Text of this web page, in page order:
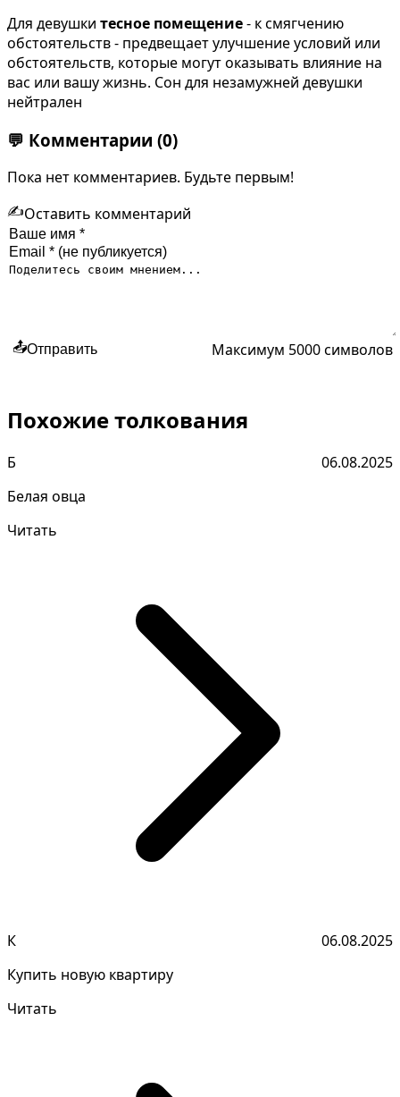
Для девушки тесное помещение- к смягчению
обстоятельств - предвещает улучшение условий или
обстоятельств, которые могут оказывать влияние на
вас или вашу жизнь. Сон для незамужней девушки
нейтрален
💬 Комментарии (0)
Пока нет комментариев. Будьте первым!
✍️Оставить комментарий
📤Отправить Максимум 5000 символов
Похожие толкования
Б
06.08.2025
Белая овца
Читать
К
06.08.2025
Купить новую квартиру
Читать